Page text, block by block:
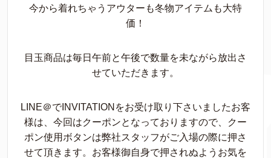
今から着れちゃうアウターも冬物アイテムも大特
価！
目玉商品は毎日午前と午後で数量を未ながら放出さ
せていただきます。
LINE＠でINVITATIONをお受け取り下さいましたお客
様は、今回はクーポンとなっておりますので、クー
ポン使用ボタンは弊社スタッフがご入場の際に押さ
せて頂きます。お客様御自身で押されぬようお気を